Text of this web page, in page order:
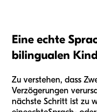
Eine echte
bilingualen
Zu verstehen, dass
Verzögerungen
nächste Schritt ist zu